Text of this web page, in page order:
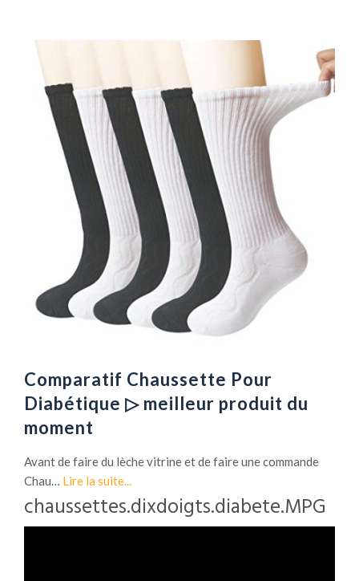
Comparatif Chaussette Pour
Diabétique ▷ meilleur produit du
moment
Avant de faire du lèche vitrine et de faire une commande
Chau… Lire la suite...
chaussettes.dixdoigts.diabete.MPG